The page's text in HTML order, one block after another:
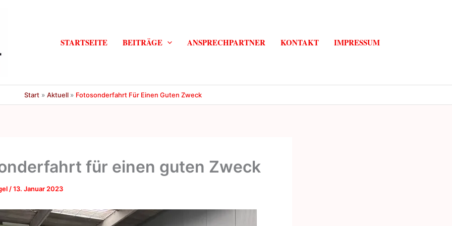
STARTSEITE BEITRÄGE ANSPRECHPARTNER KONTAKT IMPRESSUM
Start Aktuell Fotosonderfahrt Für Einen Guten Zweck
für einen guten Zweck
/13. Januar 2023